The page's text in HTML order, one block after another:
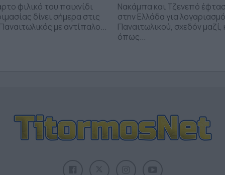
φιλικό του παιχνίδι
δίνει σήμερα στις
με αντίπαλο...
Νακάμπα και Τζενεπό
στην Ελλάδα για
Παναιτωλικού, σχεδόν μαζί,
όπως...